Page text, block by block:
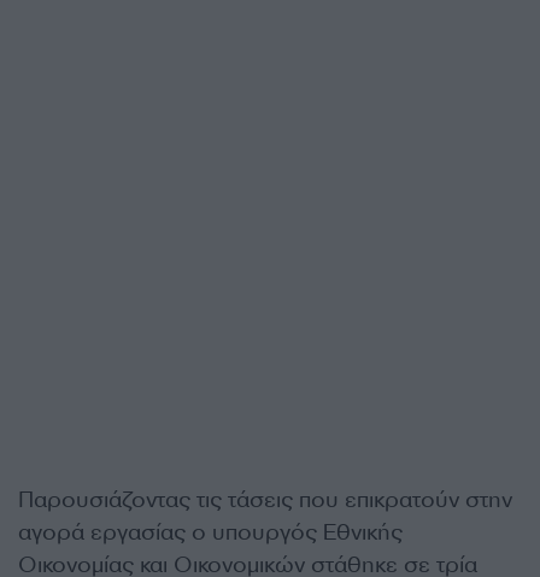
Παρουσιάζοντας τις τάσεις που επικρατούν στην
αγορά εργασίας ο υπουργός Εθνικής
Οικονομίας και Οικονομικών στάθηκε σε τρία